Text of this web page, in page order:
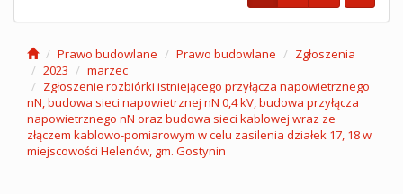
Prawo budowlane Prawo budowlane
Zgłoszenia
2023
marzec
Zgłoszenie rozbiórki istniejącego przyłącza napowietrznego
nN, budowa sieci napowietrznej nN 0,4 kV, budowa przyłącza
napowietrznego nN oraz budowa sieci kablowej wraz ze
złączem kablowo-pomiarowym w celu zasilenia działek 17, 18 w
miejscowości Helenów, gm. Gostynin